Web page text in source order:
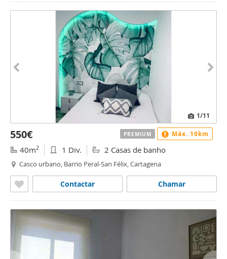
1/11
550€
40m2 1 Div. 2 Casas de banho
Casco urbano, Barrio Peral-San Félix, Cartagena
Chamar
Contactar
PREMIUM Máx. 10km